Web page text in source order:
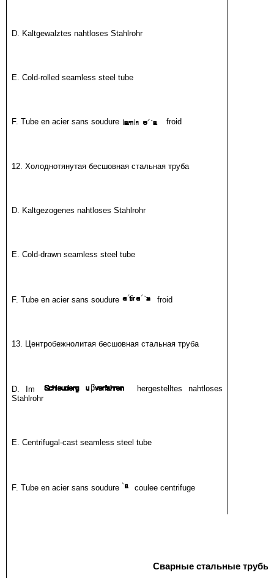
D. Kaltgewalztes nahtloses Stahlrohr
E. Cold-rolled seamless steel tube
F. Tube en acier sans soudure froid
12. Холоднотянутая бесшовная стальная труба
D. Kaltgezogenes nahtloses Stahlrohr
E. Cold-drawn seamless steel tube
F. Tube en acier sans soudure froid
13. Центробежнолитая бесшовная стальная труба
D. Im
hergestelltes nahtloses
Stahlrohr
E. Centrifugal-cast seamless steel tube
F. Tube en acier sans soudure coulee centrifuge
Сварные стальные трубы